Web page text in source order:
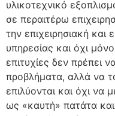
υλικοτεχνικό
σε περαιτέρω
την επιχειρησιακή και
υπηρεσίας και όχι
επιτυχίες δεν πρέπει
προβλήματα, αλλά να
επιλύονται και όχι να
ως «καυτή» πατάτα και